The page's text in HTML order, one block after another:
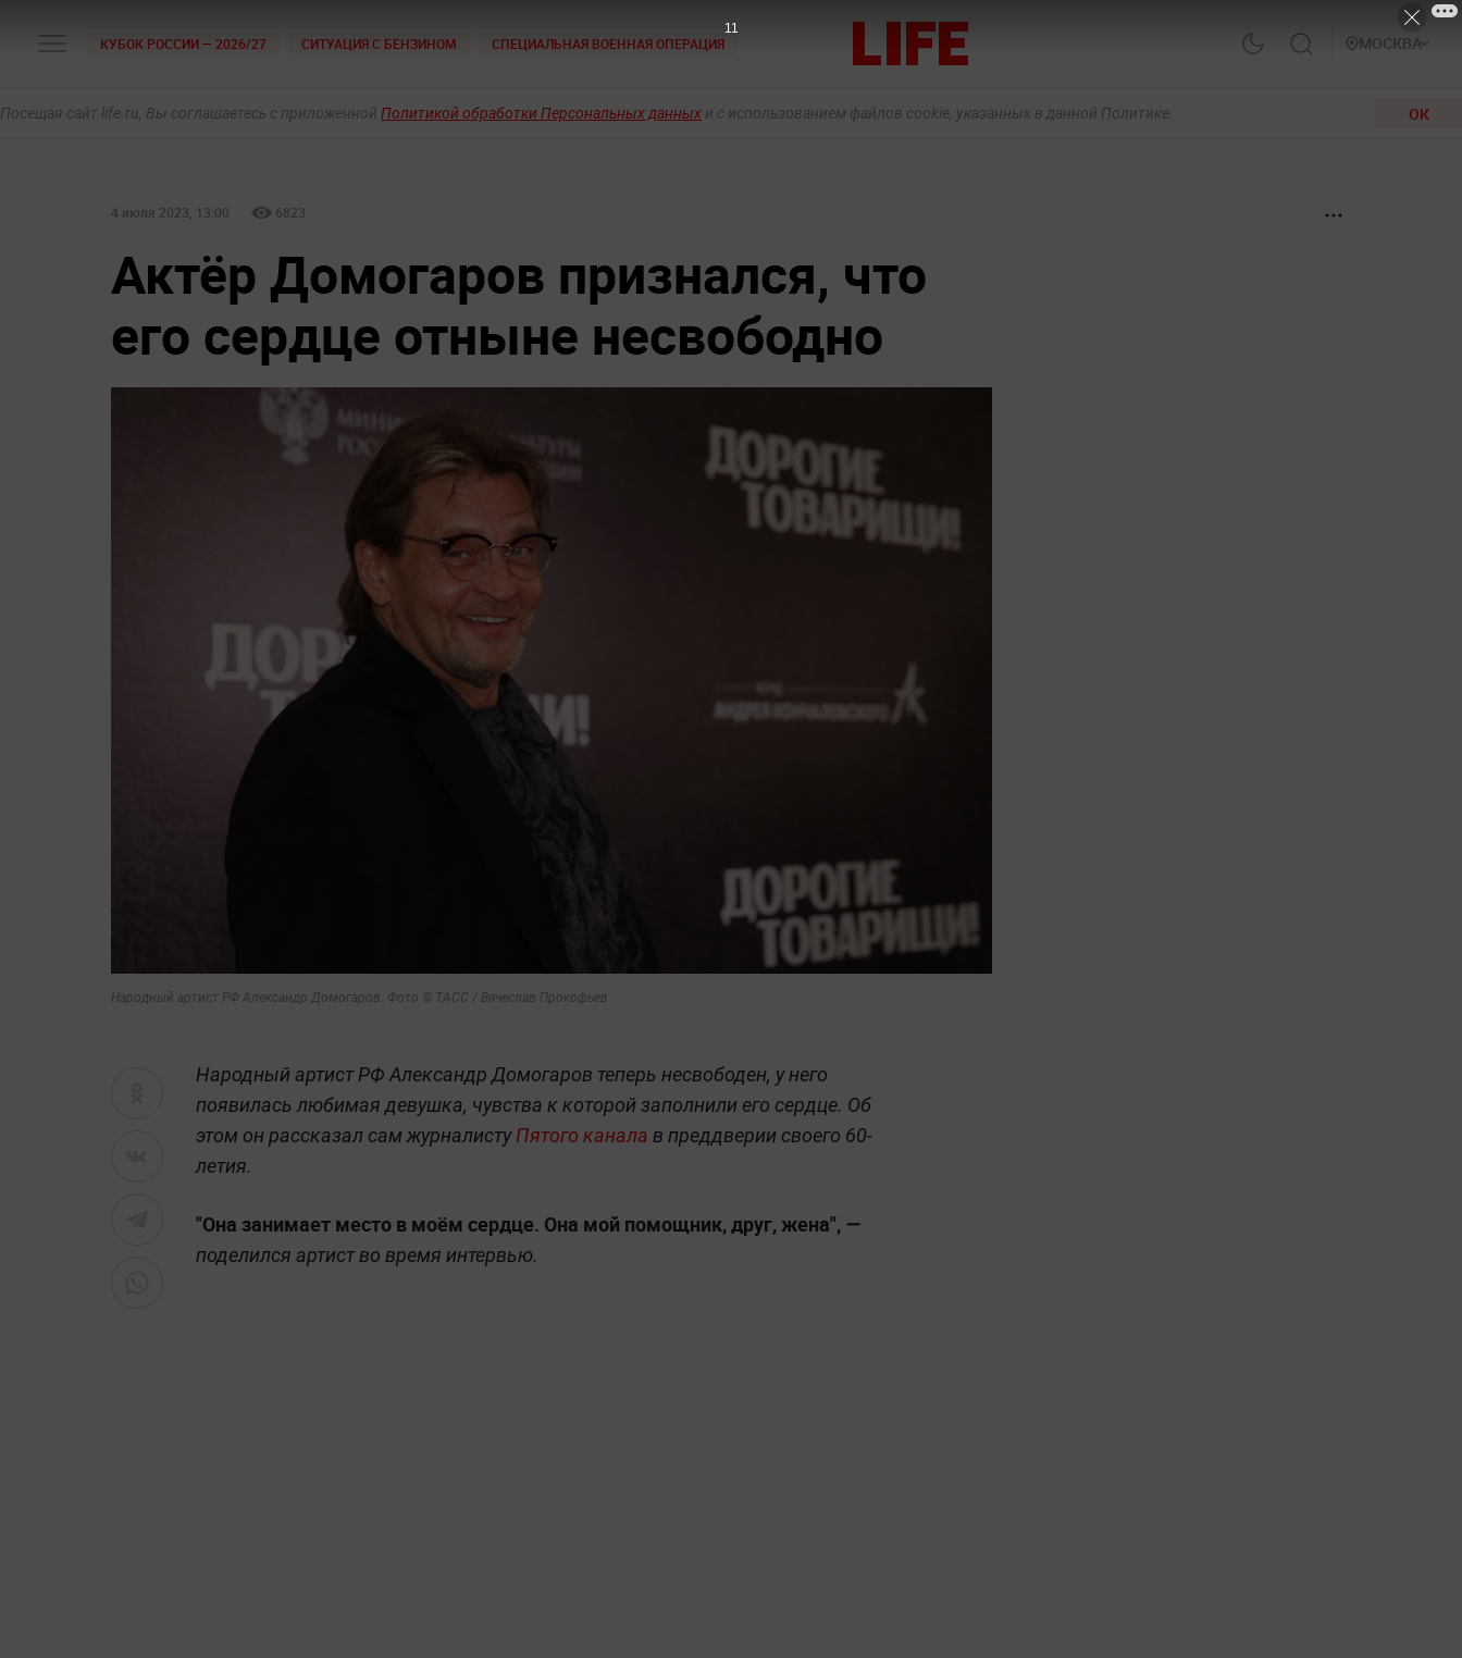
КУБОК РОССИИ — 2026/27 СИТУАЦИЯ С БЕНЗИНОМ СПЕЦИАЛЬНАЯ ВОЕННАЯ ОПЕРАЦИЯ МОСКВА
Посещая сайт life.ru, Вы соглашаетесь с приложенной Политикой обработки Персональных данных и с использованием файлов cookie, указанных в данной Политике. ОК
4 июля 2023, 13:00 6823
Актёр Домогаров признался, что
его сердце отныне несвободно
Народный артист РФ Александр Домогаров. Фото © ТАСС / Вячеслав Прокофьев
Народный артист РФ Александр Домогаров теперь несвободен, у него
появилась любимая девушка, чувства к которой заполнили его сердце. Об
этом он рассказал сам журналистуПятого канала в преддверии своего 60-
летия.
"Она занимает место в моём сердце. Она мой помощник, друг, жена", —
поделился артист во время интервью.
9